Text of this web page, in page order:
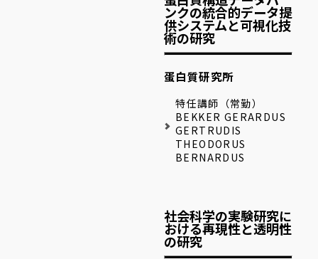
ンクの統合的データ提
供システムと可視化技
術の研究
蛋白質研究所
特任講師（常勤）
BEKKER GERARDUS
GERTRUDIS
THEODORUS
BERNARDUS
社会科学の実験研究に
おける再現性と透明性
の研究